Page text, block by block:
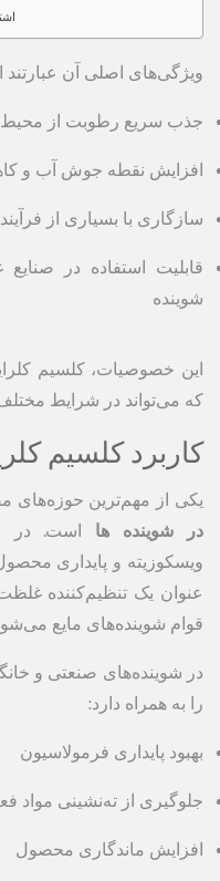
ویژگی‌های اصلی آن عبارتند
جذب سریع رطوبت از محیط
افزایش نقطه جوش آب و
سازگاری با بسیاری از
قابلیت استفاده در
شوینده
این خصوصیات، کلسیم
که می‌تواند در شرایط
کاربرد کلسیم
یکی از مهم‌ترین حوزه‌های
در شوینده ها است. در
ویسکوزیته و پایداری
عنوان یک تنظیم‌کننده
قوام شوینده‌های مایع
در شوینده‌های صنعتی و
را به همراه دارد:
بهبود پایداری فرمولاسیون
جلوگیری از ته‌نشینی مواد
افزایش ماندگاری محصول